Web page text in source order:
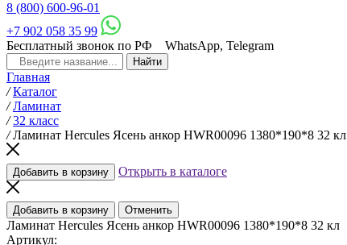
8 (800) 600-96-01
+7 902 058 35 99
Бесплатный звонок по РФ
WhatsApp, Telegram
Главная
/ Каталог
/ Ламинат
/ 32 класс
/ Ламинат Hercules Ясень анкор HWR00096 1380*190*8 32 кл
Добавить в корзину Открыть в каталоге
Добавить в корзину Отменить
Ламинат Hercules Ясень анкор HWR00096 1380*190*8 32 кл
Артикул: